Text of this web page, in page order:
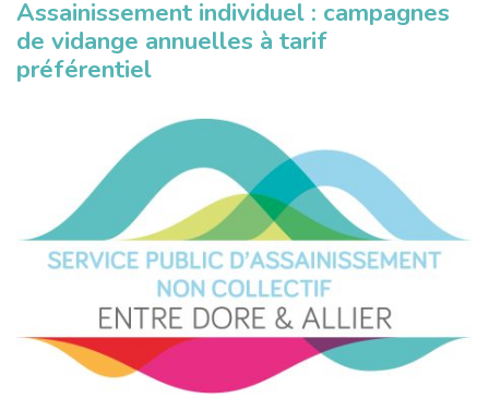
taille
du
texte
taille
du
texte
contenu
Assainissement individuel : campagnes
de vidange annuelles à tarif
préférentiel